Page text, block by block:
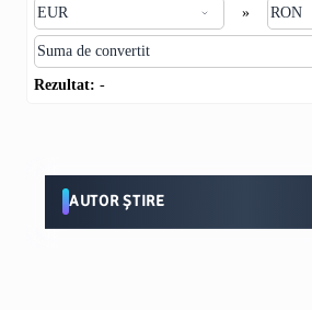
»
Rezultat: -
AUTOR ȘTIRE